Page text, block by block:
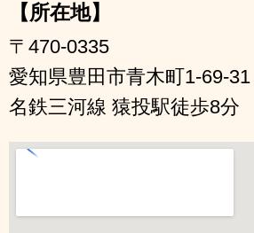
【所在地】
〒470-0335
愛知県豊田市青木町1-69-31
名鉄三河線 猿投駅徒歩8分